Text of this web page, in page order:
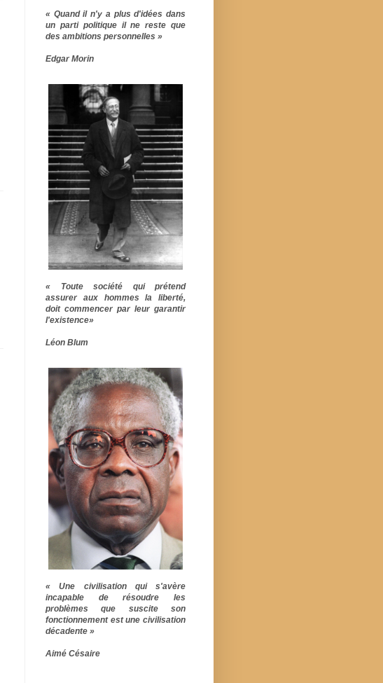
« Quand il n'y a plus d'idées dans
un parti politique il ne reste que
des ambitions personnelles »
Edgar Morin
« Toute société qui prétend
assurer aux hommes la liberté,
doit commencer par leur garantir
l'existence»
Léon Blum
« Une civilisation qui s'avère
incapable de résoudre les
problèmes que suscite son
fonctionnement est une civilisation
décadente »
Aimé Césaire